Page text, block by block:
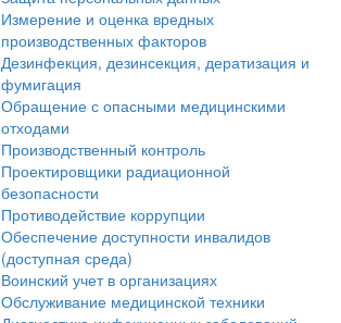
Измерение и оценка вредных
производственных факторов
Дезинфекция, дезинсекция, дератизация и
фумигация
Обращение с опасными медицинскими
отходами
Производственный контроль
Проектировщики радиационной
безопасности
Противодействие коррупции
Обеспечение доступности инвалидов
(доступная среда)
Воинский учет в организациях
Обслуживание медицинской техники